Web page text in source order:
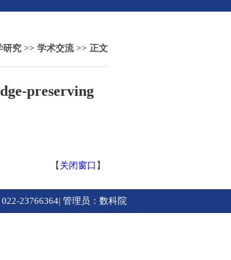
研究 >>学术交流>> 正文
preserving
【 关闭窗口 】
23766364| 管理员：数科院